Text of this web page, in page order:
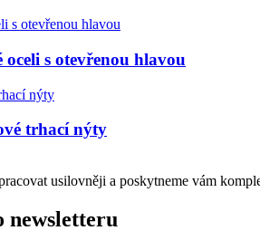
oceli s otevřenou hlavou
trhací nýty
usilovněji a poskytneme vám
newsletteru